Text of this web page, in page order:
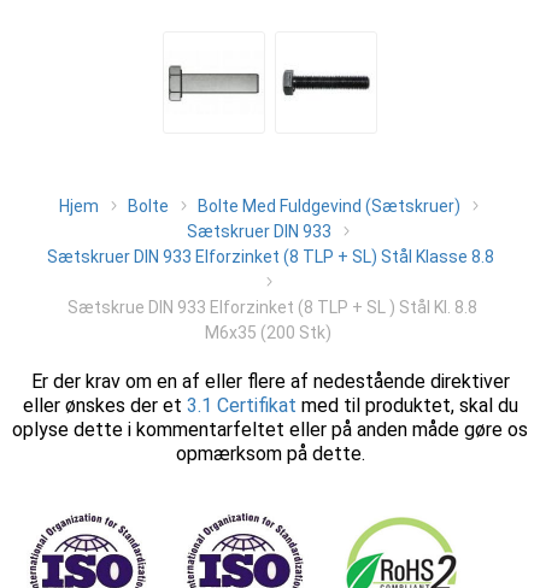
Hjem Bolte
Bolte Med Fuldgevind (Sætskruer)
Sætskruer DIN 933
Sætskruer DIN 933 Elforzinket (8 TLP + SL) Stål Klasse 8.8
Sætskrue DIN 933 Elforzinket (8 TLP + SL ) Stål Kl. 8.8
M6x35 (200 Stk)
Er der krav om en af eller flere af nedestående direktiver
eller ønskes der et 3.1 Certifikat med til produktet, skal du
oplyse dette i kommentarfeltet eller på anden måde gøre os
opmærksom på dette.